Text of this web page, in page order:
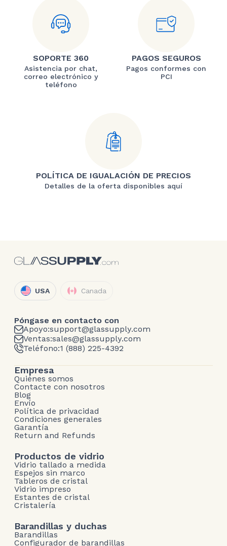
SOPORTE 360
Asistencia por chat,
correo electrónico y
teléfono
PAGOS SEGUROS
Pagos conformes con
PCI
POLÍTICA DE IGUALACIÓN DE PRECIOS
Detalles de la oferta disponibles aquí
USA Canada
Póngase en contacto con
Apoyo:support@glassupply.com
Ventas:sales@glassupply.com
Teléfono:1 (888) 225-4392
Empresa
Quiénes somos
Contacte con nosotros
Blog
Envío
Política de privacidad
Condiciones generales
Garantía
Return and Refunds
Productos de vidrio
Vidrio tallado a medida
Espejos sin marco
Tableros de cristal
Vidrio impreso
Estantes de cristal
Cristalería
Barandillas y duchas
Barandillas
Configurador de barandillas